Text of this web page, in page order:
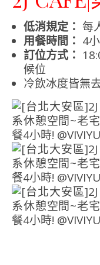
低消規定： 每
用餐時間： 4
訂位方式：
候位
冷飲冰度皆無